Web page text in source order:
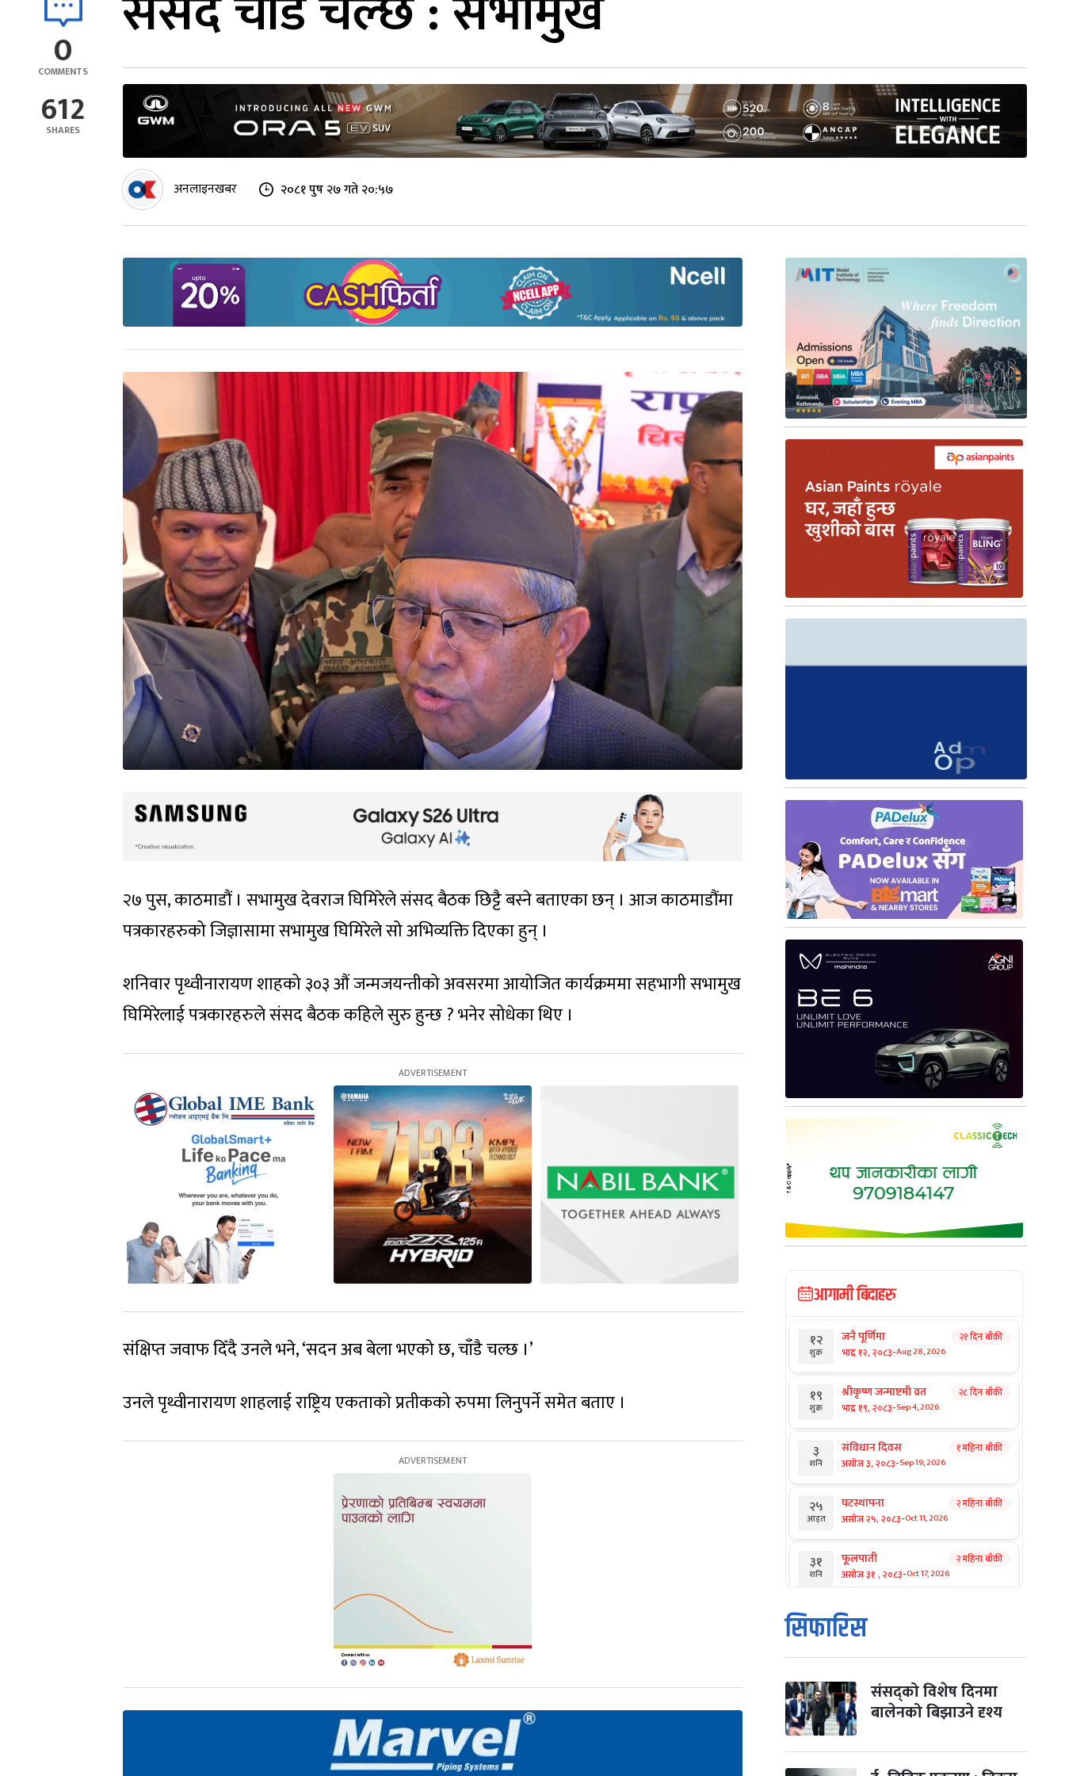
0
COMMENTS
612
SHARES
अनलाइनखबर २०८१ पुष २७ गते २०:५७
२७ पुस, काठमाडौं । सभामुख देवराज घिमिरेले संसद बैठक छिट्टै बस्ने बताएका छन् । आज काठमाडौंमा
पत्रकारहरुको जिज्ञासामा सभामुख घिमिरेले सो अभिव्यक्ति दिएका हुन् ।
शनिवार पृथ्वीनारायण शाहको ३०३ औं जन्मजयन्तीको अवसरमा आयोजित कार्यक्रममा सहभागी सभामुख
घिमिरेलाई पत्रकारहरुले संसद बैठक कहिले सुरु हुन्छ ? भनेर सोधेका थिए ।
संक्षिप्त जवाफ दिँदै उनले भने, ‘सदन अब बेला भएको छ, चाँडै चल्छ ।’
उनले पृथ्वीनारायण शाहलाई राष्ट्रिय एकताको प्रतीकको रुपमा लिनुपर्ने समेत बताए ।
आगामी बिदाहरु
१२
शुक्र
जनै पूर्णिमा
भाद्र १२, २०८३-Aug 28, 2026
२१ दिन बाँकी
१९
शुक्र
श्रीकृष्ण जन्माष्टमी व्रत
भाद्र १९, २०८३-Sep 4, 2026
२८ दिन बाँकी
३
शनि
संविधान दिवस
असोज ३, २०८३-Sep 19, 2026
१ महिना बाँकी
२५
आइत
घटस्थापना
असोज २५, २०८३-Oct 11, 2026
२ महिना बाँकी
३१
शनि
फूलपाती
असोज ३१ , २०८३-Oct 17, 2026
२ महिना बाँकी
१
आइत
कार्तिक सङ्क्रान्ति
कार्तिक १, २०८३
मंगल कार्तिक ३, २०८३-Oct 20, 2026
४ विजयादशमी
कार्तिक ४, २०८३
सिफारिस
संसद्को विशेष दिनमा
बालेनको बिझाउने दृश्य